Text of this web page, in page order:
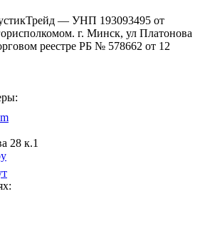
— УНП 193093495 от
г. Минск, ул Платонова
реестре РБ № 578662 от 12
28 к.1